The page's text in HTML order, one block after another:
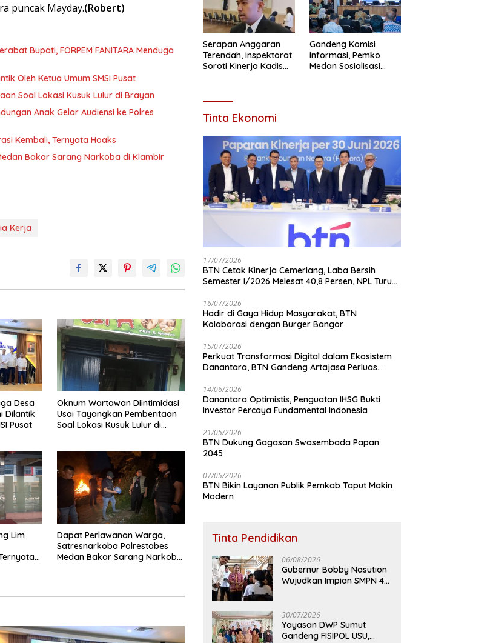
puncak Mayday.(Robert)
Bupati, FORPEM FANITARA Menduga
Oleh Ketua Umum SMSI Pusat
Soal Lokasi Kusuk Lulur di Brayan
Anak Gelar Audiensi ke Polres
Kembali, Ternyata Hoaks
Bakar Sarang Narkoba di Klambir
Kerja
Desa
Dilantik
Pusat
Oknum Wartawan Diintimidasi
Usai Tayangkan Pemberitaan
Soal Lokasi Kusuk Lulur di
Lim
Dapat Perlawanan Warga,
Satresnarkoba Polrestabes
Medan Bakar Sarang Narkoba
Serapan Anggaran
Terendah, Inspektorat
Soroti Kinerja Kadis
Gandeng Komisi
Informasi, Pemko
Medan Sosialisasi
Tinta Ekonomi
17/07/2026
BTN Cetak Kinerja Cemerlang, Laba Bersih
Semester I/2026 Melesat 40,8 Persen, NPL Turun
16/07/2026
Hadir di Gaya Hidup Masyarakat, BTN
Kolaborasi dengan Burger Bangor
15/07/2026
Perkuat Transformasi Digital dalam Ekosistem
Danantara, BTN Gandeng Artajasa Perluas
14/06/2026
Danantara Optimistis, Penguatan IHSG Bukti
Investor Percaya Fundamental Indonesia
21/05/2026
BTN Dukung Gagasan Swasembada Papan
2045
07/05/2026
BTN Bikin Layanan Publik Pemkab Taput Makin
Modern
Tinta Pendidikan
06/08/2026
Gubernur Bobby Nasution
Wujudkan Impian SMPN 4
30/07/2026
Yayasan DWP Sumut
Gandeng FISIPOL USU,